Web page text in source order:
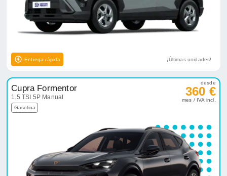
Entrega rápida ¡Últimas unidades!
Cupra Formentor
1.5 TSI 5P Manual
Gasolina
desde
360 €
mes / IVA incl.